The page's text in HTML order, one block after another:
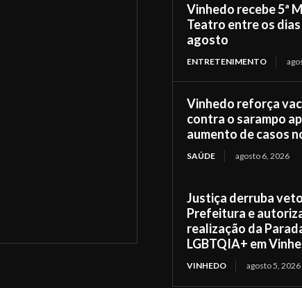
Vinhedo recebe 5ª
Teatro entre os dias
agosto
ENTRETENIMENTO
Vinhedo reforça
contra o sarampo
aumento de casos
SAÚDE agosto 6, 2026
Justiça derruba
Prefeitura e
realização da
LGBTQIA+ em
VINHEDO agosto 5, 2026